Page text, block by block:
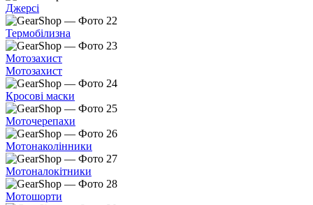
Джерсі
Термобілизна
Мотозахист
Мотозахист
Кросові маски
Моточерепахи
Мотонаколінники
Мотоналокітники
Мотошорти